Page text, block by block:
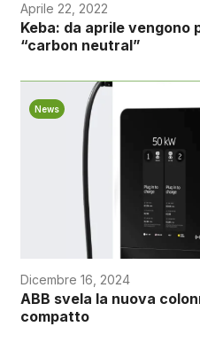
Aprile 22, 2022
Keba: da aprile vengono
“carbon neutral”
News
Dicembre 16, 2024
ABB svela la nuova
compatto